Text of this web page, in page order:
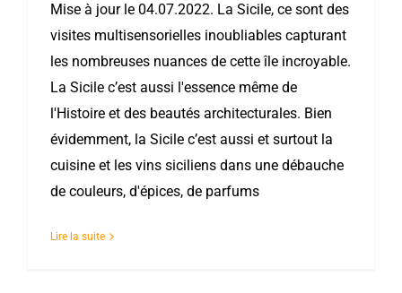
Mise à jour le 04.07.2022. La Sicile, ce sont des
visites multisensorielles inoubliables capturant
les nombreuses nuances de cette île incroyable.
La Sicile c’est aussi l'essence même de
l'Histoire et des beautés architecturales. Bien
évidemment, la Sicile c’est aussi et surtout la
cuisine et les vins siciliens dans une débauche
de couleurs, d'épices, de parfums
Lire la suite